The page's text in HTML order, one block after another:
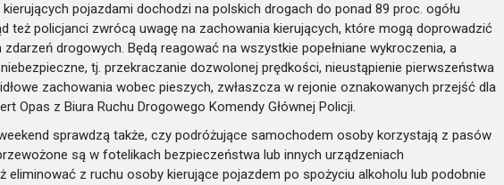
pojazdami dochodzi na polskich drogach do ponad 89 proc. ogółu
też policjanci zwrócą uwagę na zachowania kierujących, które mogą doprowadzić
drogowych. Będą reagować na wszystkie popełniane wykroczenia, a
tj. przekraczanie dozwolonej prędkości, nieustąpienie pierwszeństwa
zachowania wobec pieszych, zwłaszcza w rejonie oznakowanych przejść dla
Opas z Biura Ruchu Drogowego Komendy Głównej Policji.
sprawdzą także, czy podróżujące samochodem osoby korzystają z pasów
są w fotelikach bezpieczeństwa lub innych urządzeniach
eliminować z ruchu osoby kierujące pojazdem po spożyciu alkoholu lub podobnie